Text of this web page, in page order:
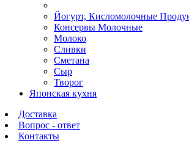
Йогурт, Кисломолочные
Консервы Молочные
Молоко
Сливки
Сметана
Сыр
Творог
Японская кухня
Доставка
Вопрос - ответ
Контакты